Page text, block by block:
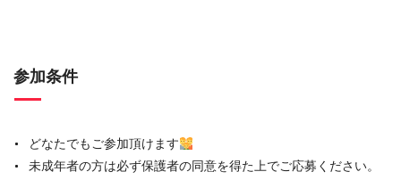
参加条件
どなたでもご参加頂けます
未成年者の方は必ず保護者の同意を得た上でご応募ください。